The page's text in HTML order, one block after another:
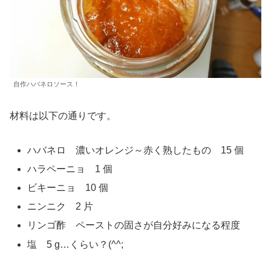
自作ハバネロソース！
材料は以下の通りです。
ハバネロ 濃いオレンジ～赤く熟したもの 15 個
ハラペーニョ 1 個
ビキーニョ 10 個
ニンニク 2 片
リンゴ酢 ペーストの固さが自分好みになる程度
塩 5 g…くらい？(^^;